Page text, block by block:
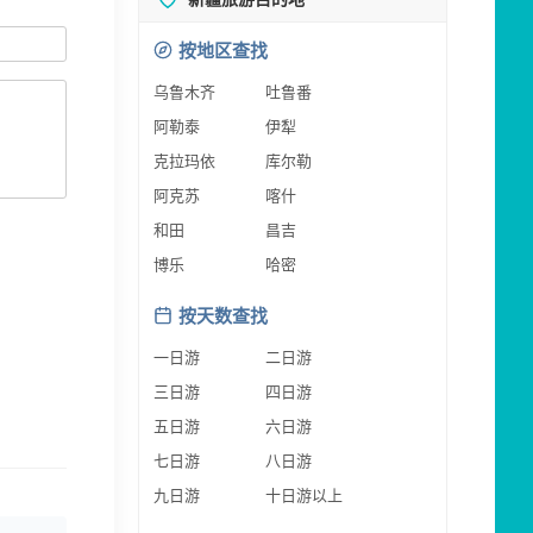
按地区查找
乌鲁木齐
吐鲁番
阿勒泰
伊犁
克拉玛依
库尔勒
阿克苏
喀什
和田
昌吉
博乐
哈密
按天数查找
一日游
二日游
三日游
四日游
五日游
六日游
七日游
八日游
九日游
十日游以上